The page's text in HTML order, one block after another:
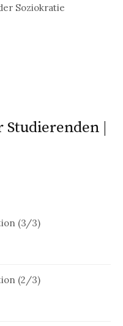
Soziokratie
Studierenden |
(3/3)
(2/3)